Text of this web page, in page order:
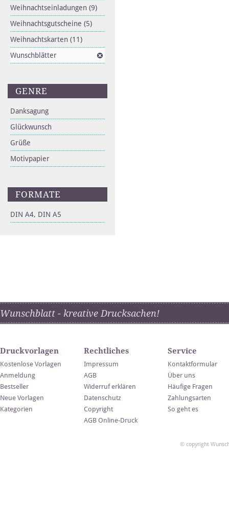
Weihnachtseinladungen (9)
Weihnachtsgutscheine (5)
Weihnachtskarten (11)
Wunschblätter
GENRE
Danksagung
Glückwunsch
Grüße
Motivpapier
FORMATE
DIN A4, DIN A5
Wunschblatt - kreative Drucksachen!
Druckvorlagen
Kostenlose Vorlagen
Anmeldung
Bestseller
Neue Vorlagen
Kategorien
Rechtliches
Impressum
AGB
Widerruf erklären
Datenschutz
Copyright
AGB Online-Druck
Service
Kontaktformular
Über uns
Häufige Fragen
Zahlungsarten
So geht es
© copyright